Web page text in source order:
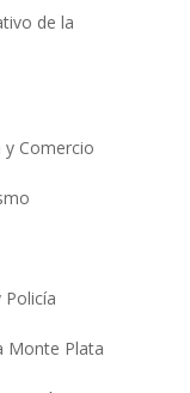
de la
y Comercio
Policía
Monte Plata